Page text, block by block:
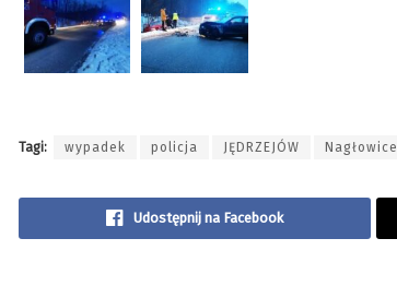
Tagi: wypadek policja JĘDRZEJÓW Nagłowice
Udostępnij na Facebook